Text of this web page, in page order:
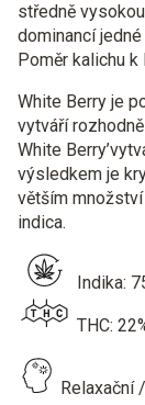
středně
dominancí
Poměr kalichu
White Berry je
vytváří
White
výsledkem je
větším
indica.
Indika:
THC:
Relaxační